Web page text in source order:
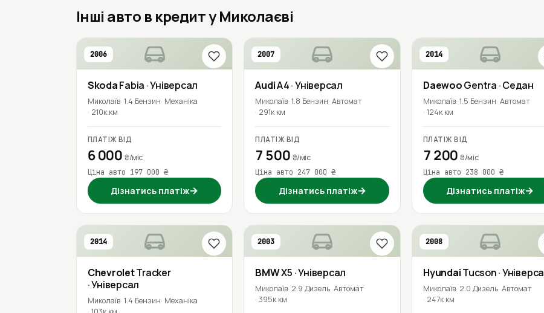
Інші авто в кредит у Миколаєві
2006
SkodaFabia · Універсал
Миколаїв 1.4 Бензин Механіка
210к км
ПЛАТІЖ ВІД
6 000₴/міс
Ціна авто 197 000 ₴
Дізнатись платіж→
2007
AudiA4· Універсал
Миколаїв 1.8 Бензин Автомат
291к км
ПЛАТІЖ ВІД
7 500 ₴/міс
Ціна авто 247 000 ₴
Дізнатись платіж→
2014
DaewooGentra · Седан
Миколаїв 1.5 Бензин Автомат
124к км
ПЛАТІЖ ВІД
7 200₴/міс
Ціна авто 238 000 ₴
Дізнатись платіж→
2014
ChevroletTracker
· Універсал
Миколаїв 1.4 Бензин Механіка
2003
BMWX5 · Універсал
Миколаїв 2.9 Дизель Автомат
395к км
2008
HyundaiTucson·
Миколаїв 2.0 Дизель Автомат
247к км